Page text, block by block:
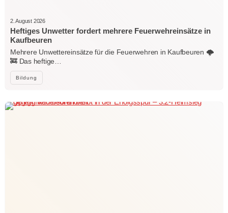
Bildung
2. August 2026
Heftiges Unwetter fordert mehrere Feuerwehreinsätze in
Kaufbeuren
Mehrere Unwettereinsätze für die Feuerwehren in Kaufbeuren 🌩️
🚒 Das heftige…